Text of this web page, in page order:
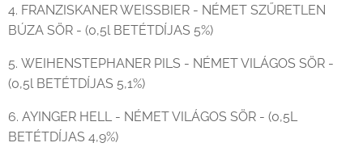
4. FRANZISKANER WEISSBIER - NÉMET SZŰRETLEN
BÚZA SÖR - (0,5l BETÉTDÍJAS 5%)
5. WEIHENSTEPHANER PILS - NÉMET VILÁGOS SÖR -
(0,5l BETÉTDÍJAS 5,1%)
6. AYINGER HELL - NÉMET VILÁGOS SÖR - (0,5L
BETÉTDÍJAS 4,9%)